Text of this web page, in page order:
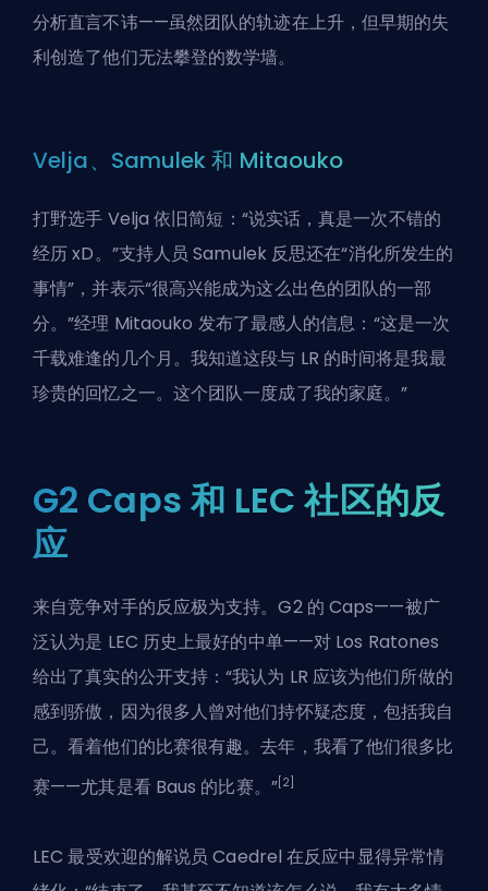
分析直言不讳——虽然团队的轨迹在上升，但早期的失
利创造了他们无法攀登的数学墙。
Velja、Samulek 和 Mitaouko
打野选手 Velja 依旧简短：“说实话，真是一次不错的
经历 xD。”支持人员 Samulek 反思还在“消化所发生的
事情”，并表示“很高兴能成为这么出色的团队的一部
分。”经理 Mitaouko 发布了最感人的信息：“这是一次
千载难逢的几个月。我知道这段与 LR 的时间将是我最
珍贵的回忆之一。这个团队一度成了我的家庭。”
G2 Caps 和 LEC 社区的反
应
来自竞争对手的反应极为支持。G2 的 Caps——被广
泛认为是 LEC 历史上最好的中单——对 Los Ratones
给出了真实的公开支持：“我认为 LR 应该为他们所做的
感到骄傲，因为很多人曾对他们持怀疑态度，包括我自
己。看着他们的比赛很有趣。去年，我看了他们很多比
赛——尤其是看 Baus 的比赛。”[2]
LEC 最受欢迎的解说员 Caedrel 在反应中显得异常情